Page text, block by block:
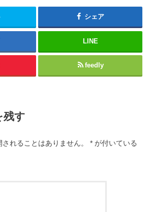
シェア
LINE
feedly
残す
れることはありません。 * が付いている